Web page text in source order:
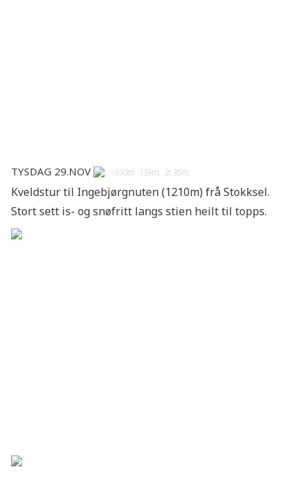
Tysdag 29.nov ↑930m 13km 2t:35m
Kveldstur til Ingebjørgnuten (1210m) frå Stokksel.
Stort sett is- og snøfritt langs stien heilt til topps.